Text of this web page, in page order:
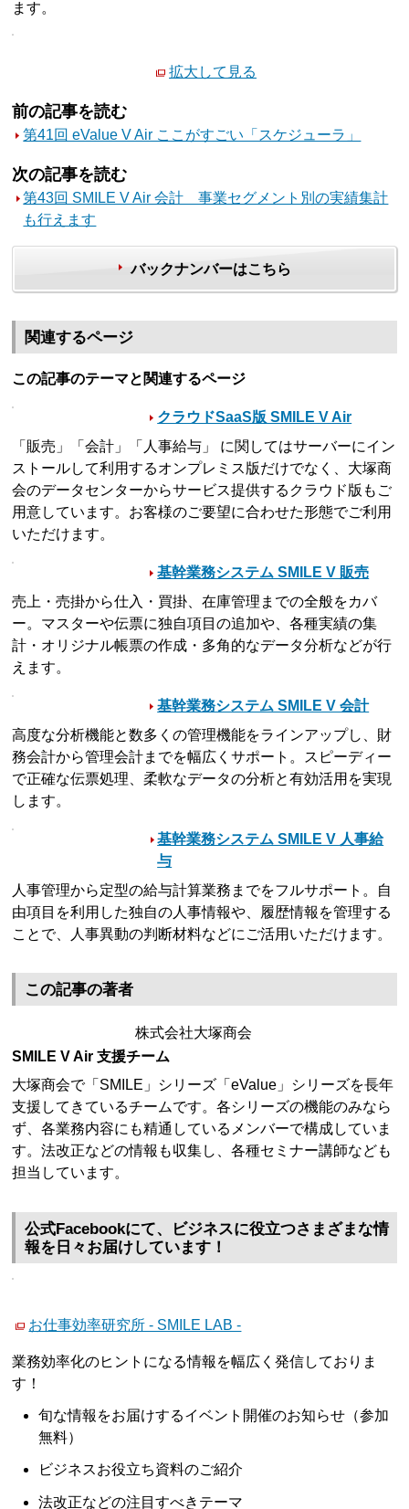
ます。
拡大して見る
前の記事を読む
第41回 eValue V Air ここがすごい「スケジューラ」
次の記事を読む
第43回 SMILE V Air 会計 事業セグメント別の実績集計
も行えます
バックナンバーはこちら
関連するページ
この記事のテーマと関連するページ
クラウドSaaS版 SMILE V Air
「販売」「会計」「人事給与」 に関してはサーバーにイン
ストールして利用するオンプレミス版だけでなく、大塚商
会のデータセンターからサービス提供するクラウド版もご
用意しています。お客様のご要望に合わせた形態でご利用
いただけます。
基幹業務システム SMILE V 販売
売上・売掛から仕入・買掛、在庫管理までの全般をカバ
ー。マスターや伝票に独自項目の追加や、各種実績の集
計・オリジナル帳票の作成・多角的なデータ分析などが行
えます。
基幹業務システム SMILE V 会計
高度な分析機能と数多くの管理機能をラインアップし、財
務会計から管理会計までを幅広くサポート。スピーディー
で正確な伝票処理、柔軟なデータの分析と有効活用を実現
します。
基幹業務システム SMILE V 人事給
与
人事管理から定型の給与計算業務までをフルサポート。自
由項目を利用した独自の人事情報や、履歴情報を管理する
ことで、人事異動の判断材料などにご活用いただけます。
この記事の著者
株式会社大塚商会
SMILE V Air 支援チーム
大塚商会で「SMILE」シリーズ「eValue」シリーズを長年
支援してきているチームです。各シリーズの機能のみなら
ず、各業務内容にも精通しているメンバーで構成していま
す。法改正などの情報も収集し、各種セミナー講師なども
担当しています。
公式Facebookにて、ビジネスに役立つさまざまな情
報を日々お届けしています！
お仕事効率研究所 - SMILE LAB -
業務効率化のヒントになる情報を幅広く発信しておりま
す！
旬な情報をお届けするイベント開催のお知らせ（参加
無料）
ビジネスお役立ち資料のご紹介
法改正などの注目すべきテーマ